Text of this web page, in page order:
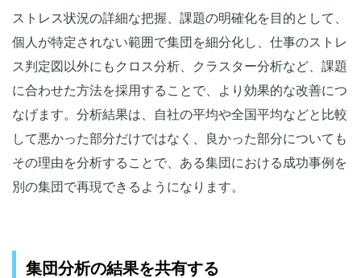
ストレス状況の詳細な把握、課題の明確化を目的として、
個人が特定されない範囲で集団を細分化し、仕事のストレ
ス判定図以外にもクロス分析、クラスター分析など、課題
に合わせた方法を採用することで、より効果的な改善につ
なげます。分析結果は、自社の平均や全国平均などと比較
して悪かった部分だけではなく、良かった部分についても
その理由を分析することで、ある集団における成功事例を
別の集団で再現できるようになります。
集団分析の結果を共有する